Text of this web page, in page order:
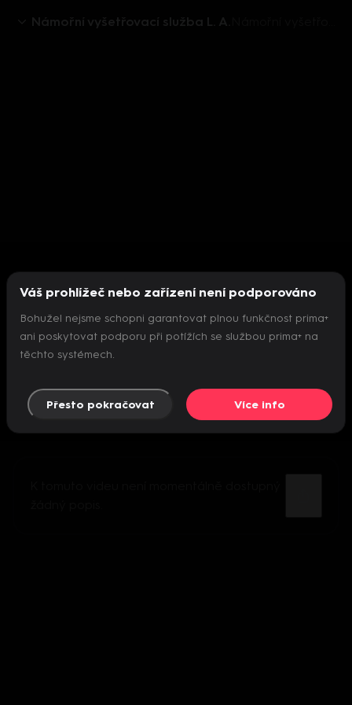
Námořní vyšetřovací služba L. A.
Nepodařilo se inicializovat přehrávač
Váš prohlížeč nebo zařízení není podporováno
Bohužel nejsme schopni garantovat plnou funkčnost prima+
ani poskytovat podporu při potížích se službou prima+ na
těchto systémech.
Přesto pokračovat Více info